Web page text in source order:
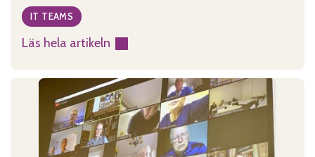
tryggt att ta emot ett kex.
IT TEAMS
Läs hela artikeln
:
vad